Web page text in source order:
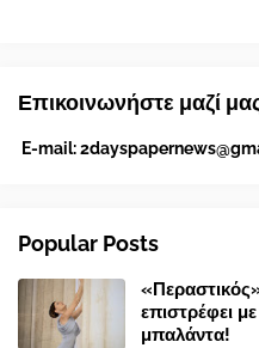
Επικοινωνήστε μαζί
E-mail:
Popular Posts
επιστρέφει
μπαλάντα!